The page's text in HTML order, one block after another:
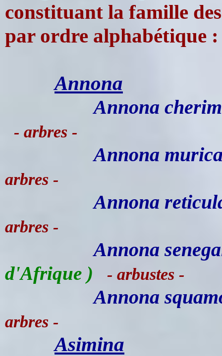
constituant la famille
par ordre alphabétique :
Annona
Annona
- arbres -
Annona
arbres -
Annona
arbres -
Annona
d'Afrique ) - arbustes -
Annona
arbres -
Asimina